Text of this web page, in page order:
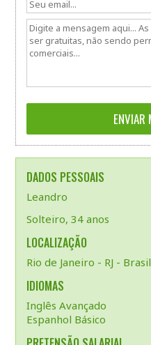
DADOS PESSOAIS
Leandro
Solteiro, 34 anos
LOCALIZAÇÃO
Rio de Janeiro - RJ - Brasil
IDIOMAS
Inglês Avançado
Espanhol Básico